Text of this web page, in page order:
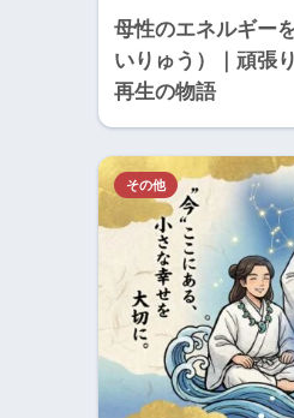
母性のエネルギー
いりゅう）｜頑張
再生の物語
その他